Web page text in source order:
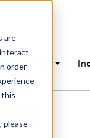
are
order
please